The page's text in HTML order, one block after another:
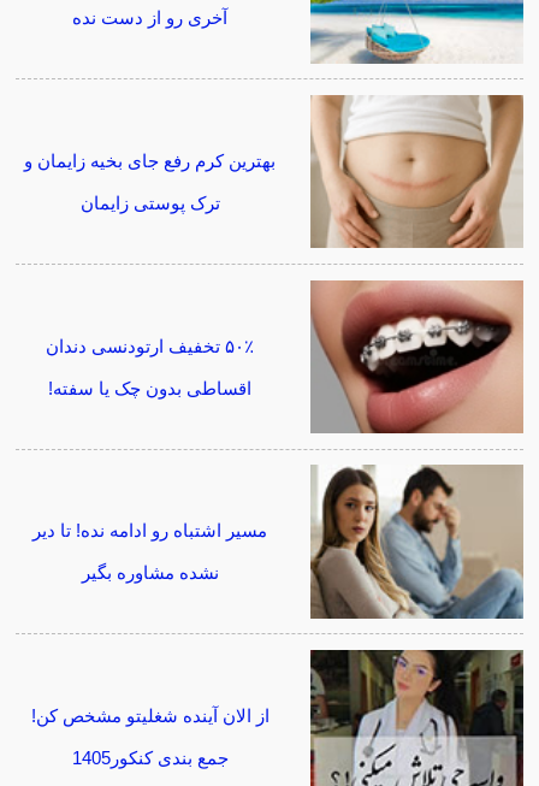
آخری رو از دست نده
بهترین کرم رفع جای بخیه زایمان و
ترک پوستی زایمان
۵۰٪ تخفیف ارتودنسی دندان
اقساطی بدون چک یا سفته!
مسیر اشتباه رو ادامه نده! تا دیر
نشده مشاوره بگیر
از الان آینده شغلیتو مشخص کن!
جمع بندی کنکور1405